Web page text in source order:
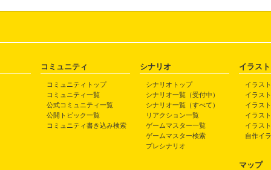
コミュニティ
コミュニティトップ
コミュニティ一覧
公式コミュニティ一覧
公開トピック一覧
コミュニティ書き込み検索
シナリオ
シナリオトップ
シナリオ一覧（受付中）
シナリオ一覧（すべて）
リアクション一覧
ゲームマスター一覧
ゲームマスター検索
プレシナリオ
イラスト
イラス
イラス
イラス
イラス
イラス
自作イ
マップ